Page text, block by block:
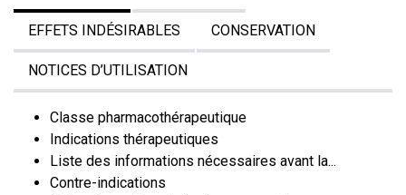
EFFETS INDÉSIRABLES CONSERVATION
NOTICES D’UTILISATION
Classe pharmacothérapeutique
Indications thérapeutiques
Liste des informations nécessaires avant la...
Contre-indications